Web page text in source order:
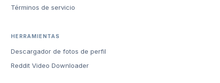
Términos de servicio
HERRAMIENTAS
Descargador de fotos de perfil
Reddit Video Downloader